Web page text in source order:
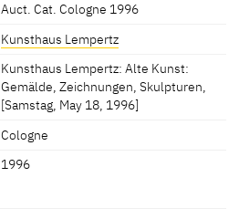
Auct. Cat. Cologne 1996
Kunsthaus Lempertz
Kunsthaus Lempertz: Alte Kunst:
Gemälde, Zeichnungen, Skulpturen,
[Samstag, May 18, 1996]
Cologne
1996